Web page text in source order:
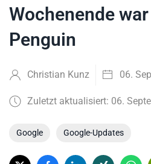
Wochenende
Penguin
Christian Kunz 06.
Zuletzt aktualisiert: 06.
Google Google-Updates